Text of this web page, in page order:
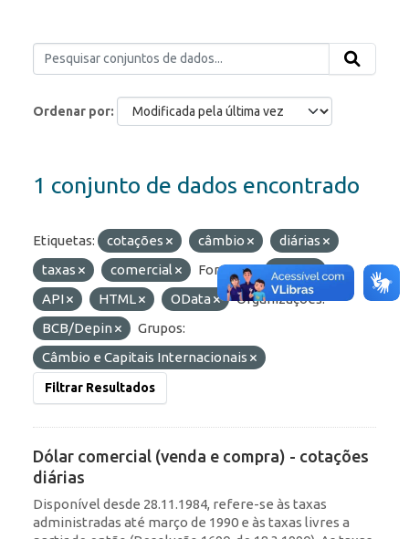
Ordenar por
1 conjunto de dados encontrado
Etiquetas: cotações câmbio
diárias
taxas
comercial Formatos:
JSON
API
HTML OData
Organizações:
BCB/Depin
Grupos:
Câmbio e Capitais Internacionais
Filtrar Resultados
Dólar comercial (venda e compra) - cotações
diárias
Disponível desde 28.11.1984, refere-se às taxas
administradas até março de 1990 e às taxas livres a